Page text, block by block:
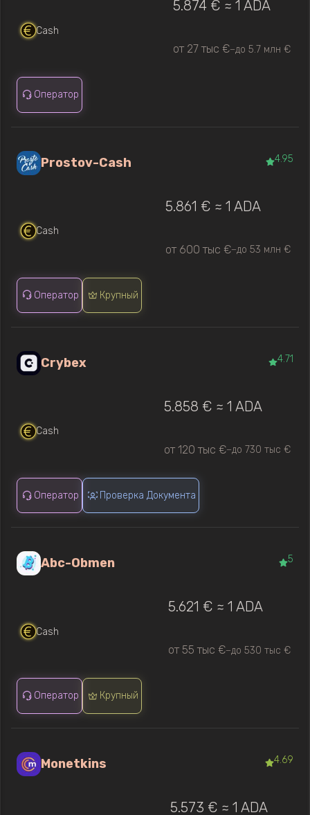
Cash
5.874 € ≈ 1 ADA
от 27 тыс €—до 5.7 млн €
Оператор
Prostov-Cash 4.95
Cash
5.861 € ≈ 1 ADA
от 600 тыс €—до 53 млн €
Оператор Крупный
Crybex 4.71
Cash
5.858 € ≈ 1 ADA
от 120 тыс €—до 730 тыс €
Оператор Проверка Документа
Abc-Obmen 5
Cash
5.621 € ≈ 1 ADA
от 55 тыс €—до 530 тыс €
Оператор Крупный
Monetkins 4.69
5.573 € ≈ 1 ADA